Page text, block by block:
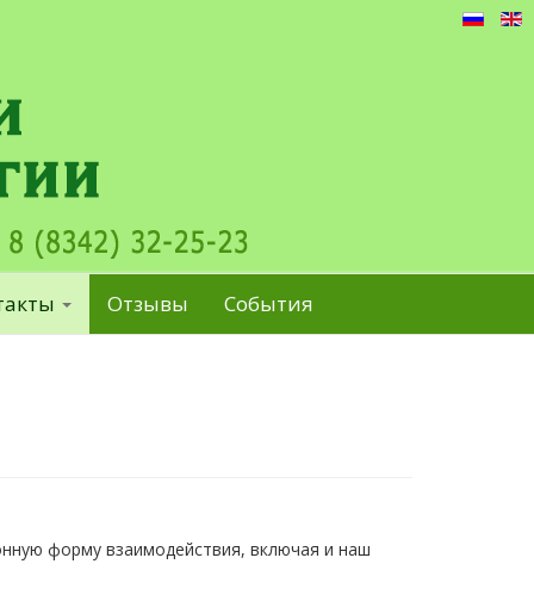
Отзывы События
форму взаимодействия, включая и наш